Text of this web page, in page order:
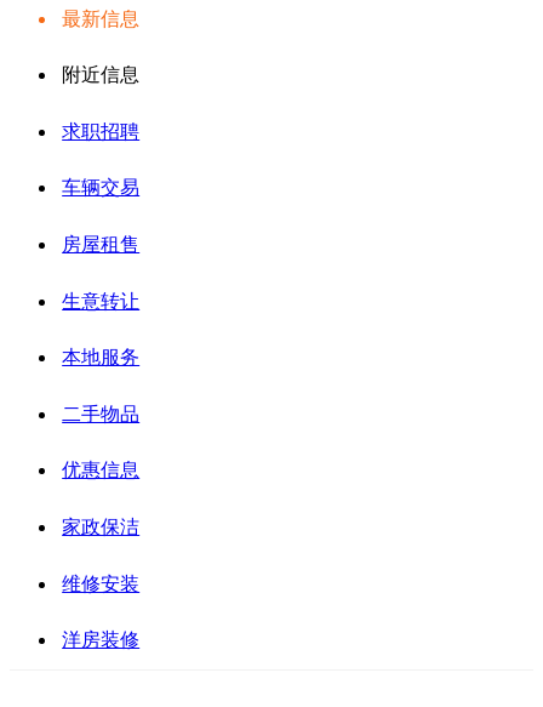
最新信息
附近信息
求职招聘
车辆交易
房屋租售
生意转让
本地服务
二手物品
优惠信息
家政保洁
维修安装
洋房装修